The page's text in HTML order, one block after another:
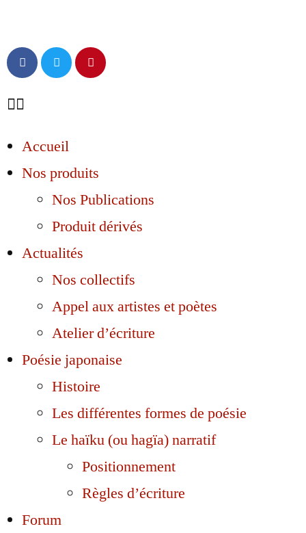
Accueil
Nos produits
Nos Publications
Produit dérivés
Actualités
Nos collectifs
Appel aux artistes et poètes
Atelier d’écriture
Poésie japonaise
Histoire
Les différentes formes de poésie
Le haïku (ou hagïa) narratif
Positionnement
Règles d’écriture
Forum